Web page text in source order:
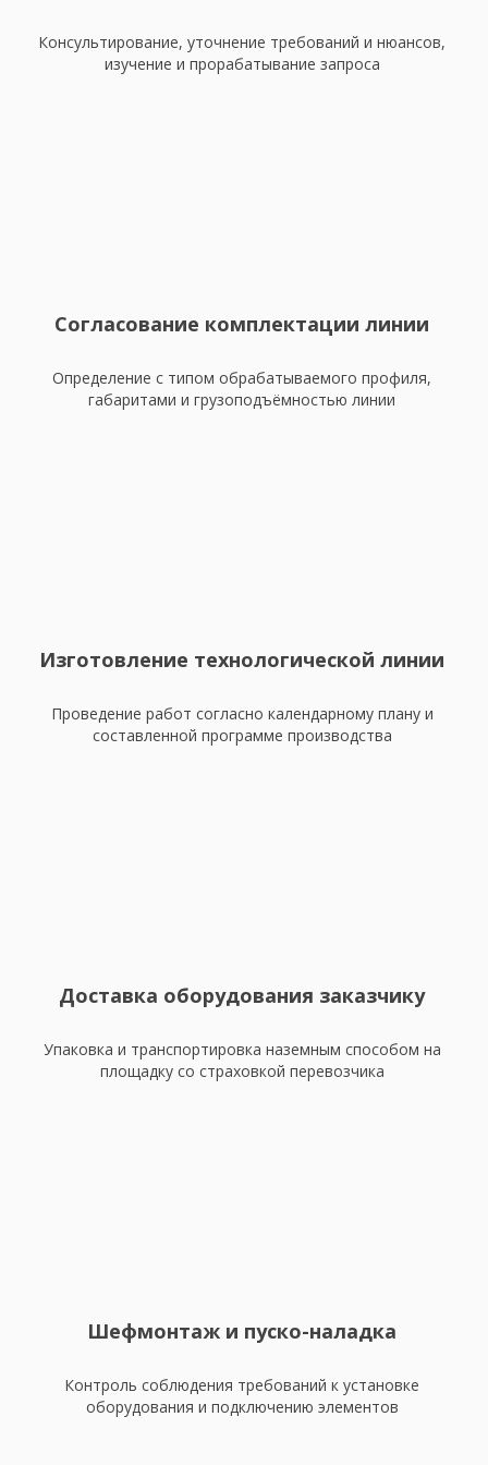
Консультирование, уточнение требований и нюансов,
изучение и прорабатывание запроса
Согласование комплектации линии
Определение с типом обрабатываемого профиля,
габаритами и грузоподъёмностью линии
Изготовление технологической линии
Проведение работ согласно календарному плану и
составленной программе производства
Доставка оборудования заказчику
Упаковка и транспортировка наземным способом на
площадку со страховкой перевозчика
Шефмонтаж и пуско-наладка
Контроль соблюдения требований к установке
оборудования и подключению элементов